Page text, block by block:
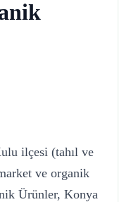
ilçesi (tahıl ve
ve organik
Ürünler, Konya